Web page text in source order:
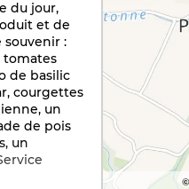
du jour,
et de
:
tomates
de basilic
courgettes
un
de pois
un